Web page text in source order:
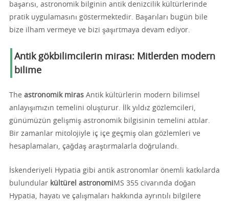
başarısı, astronomik bilginin antik denizcilik kültürlerinde
pratik uygulamasını göstermektedir. Başarıları bugün bile
bize ilham vermeye ve bizi şaşırtmaya devam ediyor.
Antik gökbilimcilerin mirası: Mitlerden modern
bilime
The astronomik miras Antik kültürlerin modern bilimsel
anlayışımızın temelini oluşturur. İlk yıldız gözlemcileri,
günümüzün gelişmiş astronomik bilgisinin temelini attılar.
Bir zamanlar mitolojiyle iç içe geçmiş olan gözlemleri ve
hesaplamaları, çağdaş araştırmalarla doğrulandı.
İskenderiyeli Hypatia gibi antik astronomlar önemli katkılarda
bulundular kültürel astronomi MS 355 civarında doğan
Hypatia, hayatı ve çalışmaları hakkında ayrıntılı bilgilere